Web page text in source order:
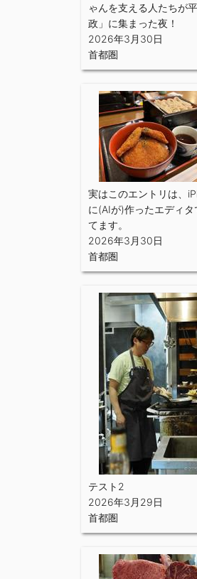
ゃんを支える人たちが
政」に集まった夜！
2026年3月30日
首都圏
実はこのエントリは、
に(AIが)作ったエディタ
てます。
2026年3月30日
首都圏
テスト2
2026年3月29日
首都圏